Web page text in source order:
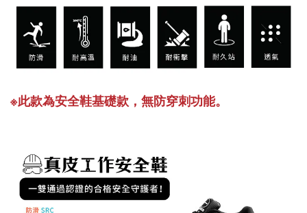
※此款為安全鞋基礎款，無防穿刺功能。